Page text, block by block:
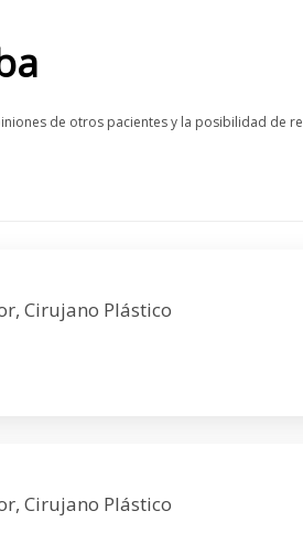
de otros pacientes y la posibilidad de
Cirujano Plástico
Cirujano Plástico